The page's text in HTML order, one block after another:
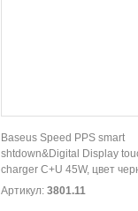
Baseus Speed PPS smart
shtdown&Digital Display
charger C+U 45W, цвет
Артикул: 3801.11